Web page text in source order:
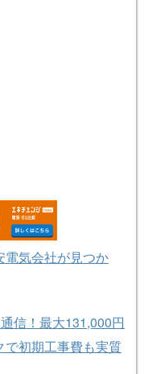
電気会社が見つか
信！最大131,000円
初期工事費も実質